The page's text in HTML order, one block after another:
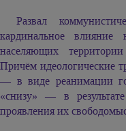
Развал
кардинальное влияние
населяющих
Причём идеологические
— в виде реанимации
«снизу» — в
проявления их